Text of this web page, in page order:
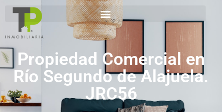
Propiedad Comercial en
Río Segundo de Alajuela.
JRC56